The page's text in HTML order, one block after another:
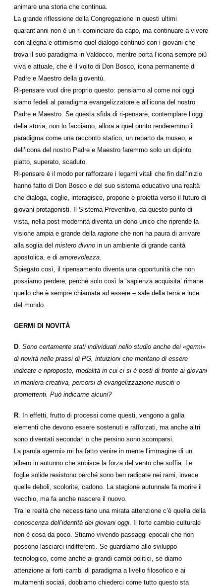
animare una storia che continua.
La grande riflessione della Congregazione in questi ultimi
quarant’anni non è un ri-cominciare da capo, ma continuare a vivere
con allegria e ottimismo quel dialogo continuo con i giovani che
trova il suo paradigma in Valdocco, mentre porta l’icona sempre più
viva e attuale, che è il volto di Don Bosco, icona permanente di
Padre e Maestro della gioventù.
Ri-pensare vuol dire proprio questo: pensiamo al come noi oggi
siamo fedeli al paradigma evangelizzatore e all’icona del nostro
Padre e Maestro. Se questa sfida di ri-pensare, contemplare l’oggi
della storia, non lo facciamo, allora a quel punto renderemmo il
paradigma come una racconto statico, un reparto da museo, e
dell’icona del nostro Padre e Maestro faremmo solo un dipinto
piatto, superato, scaduto.
Ri-pensare è il modo per rafforzare i legami vitali che fin dall’inizio
hanno fatto di Don Bosco e del suo sistema educativo una realtà
che dialoga, coglie, interagisce, propone e proietta verso il futuro di
giovani protagonisti. Il Sistema Preventivo, da questo punto di
vista, nella post-modernità diventa un dono unico che riprende la
visione ampia e grande della ragione che non ha paura di arrivare
alla soglia del mistero divino in un ambiente di grande carità
apostolica, e di amorevolezza.
Spiegato così, il ripensamento diventa una opportunità che non
possiamo perdere, perché solo così la ‘sapienza acquisita’ rimane
quello che è sempre chiamata ad essere – sale della terra e luce
del mondo.
GERMI DI NOVITÀ
D. Sono certamente stati individuati nello studio anche dei «germi»
di novità nelle prassi di PG, intuizioni che meritano di essere
indicate e riproposte, modalità in cui ci si è posti di fronte ai giovani
in maniera creativa, percorsi di evangelizzazione riusciti o
promettenti. Può indicarne alcuni?
R. In effetti, frutto di processi come questi, vengono a galla
elementi che devono essere sostenuti e rafforzati, ma anche altri
sono diventati secondari o che persino sono scomparsi.
La parola «germi» mi ha fatto venire in mente l’immagine di un
albero in autunno che subisce la forza del vento che soffia. Le
foglie solide resistono perché sono ben radicate nei rami, invece
quelle deboli, scolorite, cadono. La stagione autunnale fa morire il
vecchio, ma fa anche nascere il nuovo.
Tra le realtà che necessitano una mirata attenzione c’è quella della
conoscenza dell’identità dei giovani oggi. Il forte cambio culturale
non è cosa da poco. Stiamo vivendo passaggi epocali che non
possono lasciarci indifferenti. Se guardiamo allo sviluppo
tecnologico, come anche ai grandi cambi politici, se diamo
attenzione ai forti cambi di paradigma a livello filosofico e ai
mutamenti sociali, dobbiamo chiederci come tutto questo sta